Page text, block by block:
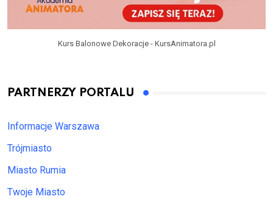
Kurs Balonowe Dekoracje - KursAnimatora.pl
PARTNERZY PORTALU
Informacje Warszawa
Trójmiasto
Miasto Rumia
Twoje Miasto